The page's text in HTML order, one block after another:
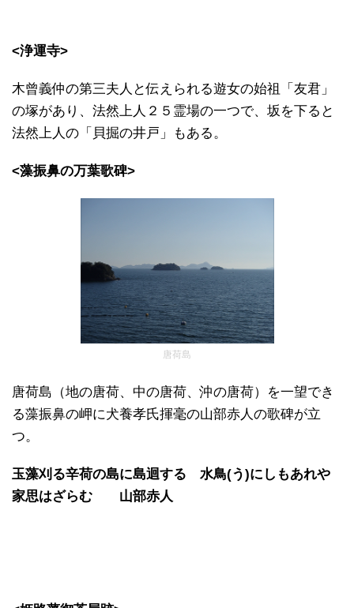
<浄運寺>
木曾義仲の第三夫人と伝えられる遊女の始祖「友君」
の塚があり、法然上人２５霊場の一つで、坂を下ると
法然上人の「貝掘の井戸」もある。
<藻振鼻の万葉歌碑>
唐荷島
唐荷島（地の唐荷、中の唐荷、沖の唐荷）を一望でき
る藻振鼻の岬に犬養孝氏揮毫の山部赤人の歌碑が立
つ。
玉藻刈る辛荷の島に島迴する 水鳥(う)にしもあれや
家思はざらむ 山部赤人